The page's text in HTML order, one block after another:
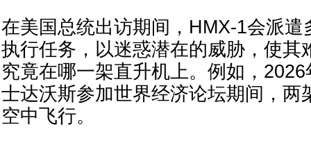
在美国总统出访期间，HMX-1会派
执行任务，以迷惑潜在的威胁，使其
究竟在哪一架直升机上。例如，
士达沃斯参加世界经济论坛期间，两
空中飞行。